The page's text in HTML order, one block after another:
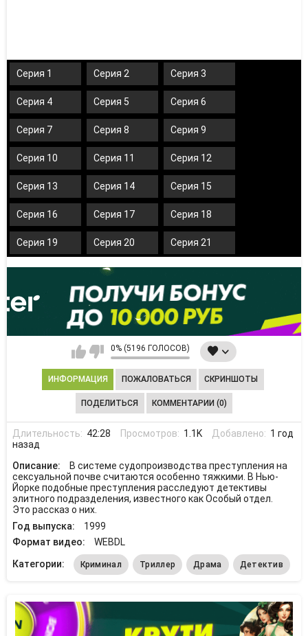
Серия 1 Серия 2 Серия 3
Серия 4 Серия 5 Серия 6
Серия 7 Серия 8 Серия 9
Серия 10 Серия 11 Серия 12
Серия 13 Серия 14 Серия 15
Серия 16 Серия 17 Серия 18
Серия 19 Серия 20 Серия 21
0% (5196 ГОЛОСОВ)
ИНФОРМАЦИЯ ПОЖАЛОВАТЬСЯ СКРИНШОТЫ
ПОДЕЛИТЬСЯ КОММЕНТАРИИ (0)
Длительность: 42:28 Просмотров: 1.1K Добавлено: 1 год
назад
Описание:
В системе судопроизводства преступления на
сексуальной почве считаются особенно тяжкими. В Нью-
Йорке подобные преступления расследуют детективы
элитного подразделения, известного как Особый отдел.
Это рассказ о них.
Год выпуска:
1999
Формат видео:
WEBDL
Категории:
Криминал Триллер Драма Детектив